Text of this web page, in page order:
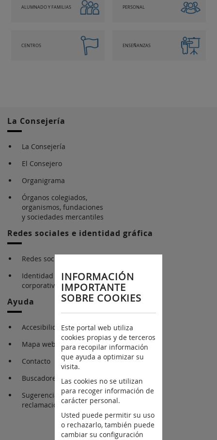
ALUMNADO Y FAMILIAS PERSONAL
CENTROS ENSEÑANZAS
La Consejería
La Consejería
El Consejero
Organigrama
Órganos colegiados,
organismos, fundaciones
y sociedades mercantiles
Redes sociales e identidad gráfica
Redes sociales
Identidad gráfica
corporativa
Ayuda
Accesibilidad
Mapa web
Contacto
Buscadores
Sugerencia y
reclamaciones
INFORMACIÓN
IMPORTANTE
SOBRE COOKIES
Este portal web utiliza
cookies propias y de terceros
para recopilar información
que ayuda a optimizar su
visita.
Las cookies no se utilizan
para recoger información de
carácter personal.
Usted puede permitir su uso
o rechazarlo, también puede
cambiar su configuración